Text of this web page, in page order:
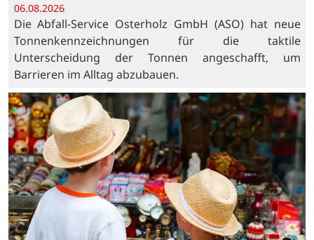
06.08.2026
Die Abfall-Service Osterholz GmbH (ASO) hat neue
Tonnenkennzeichnungen für die taktile
Unterscheidung der Tonnen angeschafft, um
Barrieren im Alltag abzubauen.